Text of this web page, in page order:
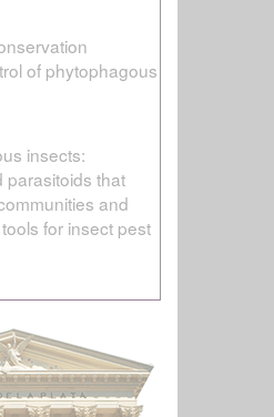
of phytophagous
insects:
parasitoids that
and
for insect pest